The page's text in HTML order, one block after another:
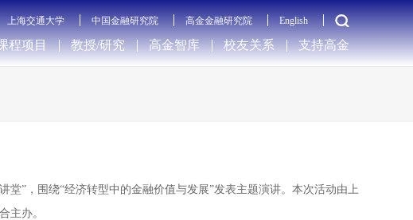
上海交通大学 中国金融研究院 高金金融研究院 English
程项目 教授/研究 高金智库 校友关系 支持高金
”，围绕“经济转型中的金融价值与发展”发表主题演讲。本次活动由上
主办。